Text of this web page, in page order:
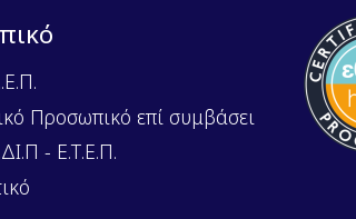
Προσωπικό επί συμβάσει
- Ε.Τ.Ε.Π.